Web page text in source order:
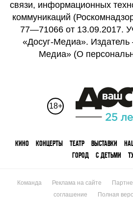
связи, информационных
коммуникаций
77—71066 от 13.09.2017.
«Досуг-Медиа».
Медиа» (О
18+
КИНО КОНЦЕРТЫ ТЕАТР ВЫСТАВКИ
ГОРОД
С ДЕТЬМИ
Команда Реклама на сайте
соглашение
Полная